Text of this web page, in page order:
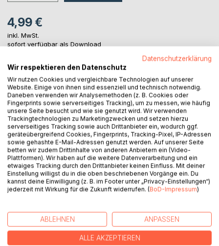
4,99 €
inkl. MwSt.
sofort verfügbar als Download
IN DEN WARENKORB
Auf die Merkliste
Titel bewerten
BESCHREIBUNG
Dostojewski würde sagen: "Ich hatte nie Zeit, derart
tiefgründig die behandelten Themen zu analysieren,
geschweige denn, in der Qualität der Satire "Das Krokodil"
Datenschutzerklärung
Wir respektieren den Datenschutz
Wir nutzen Cookies und vergleichbare Technologien auf unserer
Website. Einige von ihnen sind essenziell und technisch notwendig.
Daneben verwenden wir Analysemethoden (z. B. Cookies oder
Fingerprints sowie serverseitiges Tracking), um zu messen, wie häufig
unsere Seite besucht und wie sie genutzt wird. Wir verwenden
Trackingtechnologien zu Marketingzwecken und setzen hierzu
serverseitiges Tracking sowie auch Drittanbieter ein, wodurch ggf.
geräteübergreifend Cookies, Fingerprints, Tracking-Pixel, IP-Adressen
sowie gehashte E-Mail-Adressen genutzt werden. Auf unserer Seite
betten wir zudem Drittinhalte von anderen Anbietern ein (Video-
Plattformen). Wir haben auf die weitere Datenverarbeitung und ein
etwaiges Tracking durch den Drittanbieter keinen Einfluss. Mit deiner
Einstellung willigst du in die oben beschriebenen Vorgänge ein. Du
kannst deine Einwilligung (z. B. im Footer unter „Privacy-Einstellungen“)
jederzeit mit Wirkung für die Zukunft widerrufen. (BoD-Impressum)
ABLEHNEN ANPASSEN
ALLE AKZEPTIEREN